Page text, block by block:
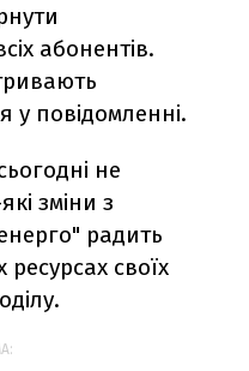
абонентів.
у повідомленні.
не
зміни з
радить
своїх